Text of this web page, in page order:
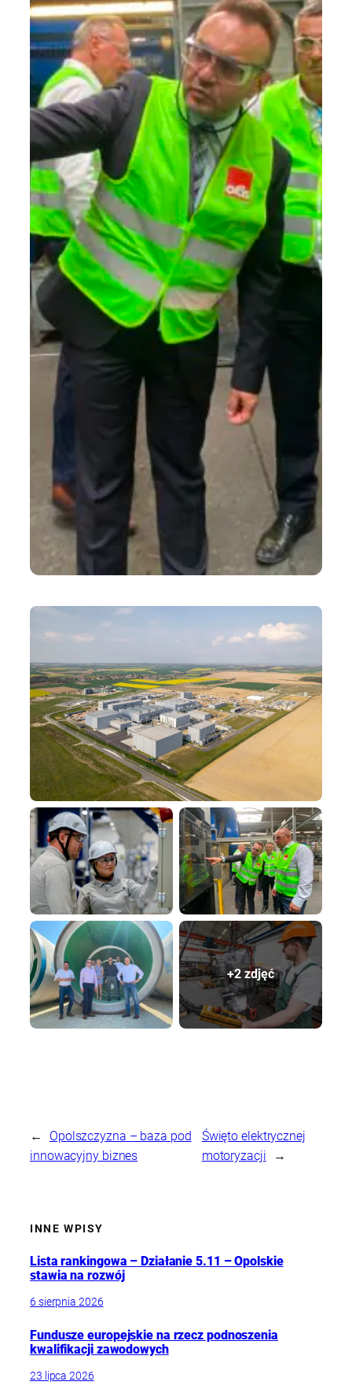
+2 zdjęć
←
Opolszczyzna – baza pod
innowacyjny biznes
Święto elektrycznej
motoryzacji
→
INNE WPISY
Lista rankingowa – Działanie 5.11 – Opolskie
stawia na rozwój
6 sierpnia 2026
Fundusze europejskie na rzecz podnoszenia
kwalifikacji zawodowych
23 lipca 2026